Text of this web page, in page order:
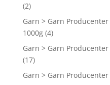
(2)
Garn > Garn Producenter
1000g (4)
Garn > Garn
(17)
Garn > Garn Producenter